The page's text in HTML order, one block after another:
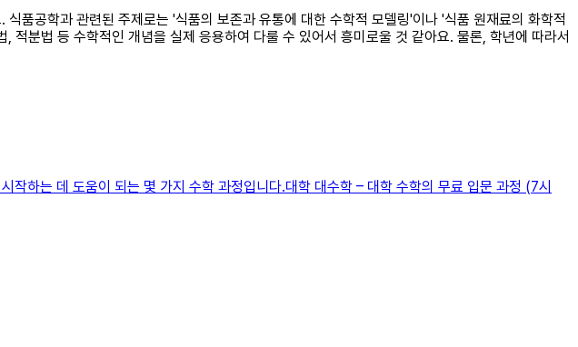
품공학과 관련된 주제로는 '식품의 보존과 유통에 대한 수학적 모델링'이나 '식품 원재료의 화학적
분법 등 수학적인 개념을 실제 응용하여 다룰 수 있어서 흥미로울 것 같아요. 물론, 학년에 따라서
하는 데 도움이 되는 몇 가지 수학 과정입니다.대학 대수학 – 대학 수학의 무료 입문 과정 (7시